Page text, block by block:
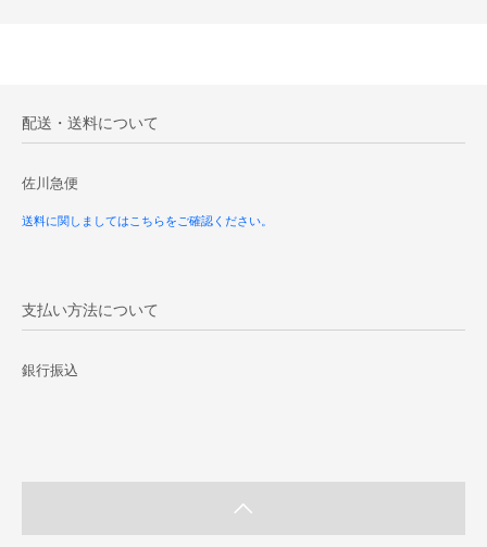
配送・送料について
佐川急便
送料に関しましてはこちらをご確認ください。
支払い方法について
銀行振込